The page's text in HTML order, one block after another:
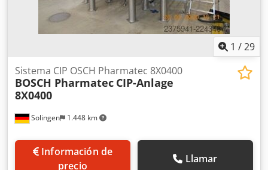
1 /29
Solingen 1.448 km
Sistema CIP OSCH Pharmatec 8X0400
BOSCH Pharmatec CIP-Anlage
8X0400
Información de
precio
Llamar